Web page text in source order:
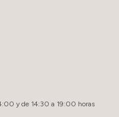
y de 14:30 a 19:00 horas